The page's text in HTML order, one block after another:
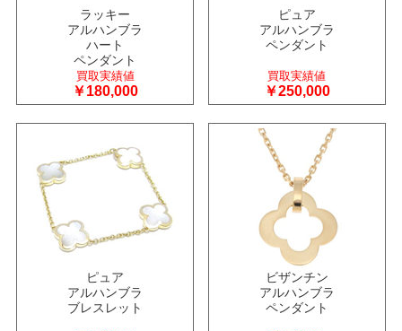
ラッキー
アルハンブラ
ハート
ペンダント
買取実績値
￥180,000
ピュア
アルハンブラ
ペンダント
買取実績値
￥250,000
ピュア
アルハンブラ
ブレスレット
ビザンチン
アルハンブラ
ペンダント